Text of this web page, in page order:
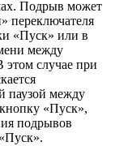
Подрыв может
переключателя
«Пуск» или в
между
случае при
паузой между
«Пуск»,
подрывов